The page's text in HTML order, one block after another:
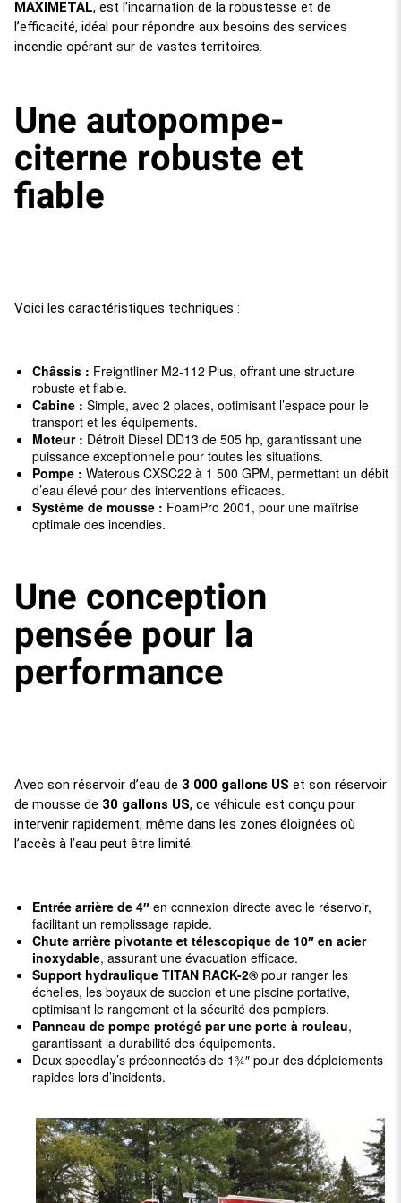
MAXIMETAL, est l’incarnation de la robustesse et de
l’efficacité, idéal pour répondre aux besoins des services
incendie opérant sur de vastes territoires.
Une autopompe-
citerne robuste et
fiable
Voici les caractéristiques techniques :
Châssis : Freightliner M2-112 Plus, offrant une structure
robuste et fiable.
Cabine : Simple, avec 2 places, optimisant l’espace pour le
transport et les équipements.
Moteur : Détroit Diesel DD13 de 505 hp, garantissant une
puissance exceptionnelle pour toutes les situations.
Pompe : Waterous CXSC22 à 1 500 GPM, permettant un débit
d’eau élevé pour des interventions efficaces.
Système de mousse : FoamPro 2001, pour une maîtrise
optimale des incendies.
Une conception
pensée pour la
performance
Avec son réservoir d’eau de 3 000 gallons US et son réservoir
de mousse de 30 gallons US, ce véhicule est conçu pour
intervenir rapidement, même dans les zones éloignées où
l’accès à l’eau peut être limité.
Entrée arrière de 4″en connexion directe avec le réservoir,
facilitant un remplissage rapide.
Chute arrière pivotante et télescopique de 10″ en acier
inoxydable, assurant une évacuation efficace.
Support hydraulique TITAN RACK-2®pour ranger les
échelles, les boyaux de succion et une piscine portative,
optimisant le rangement et la sécurité des pompiers.
Panneau de pompe protégé par une porte à rouleau,
garantissant la durabilité des équipements.
Deux speedlay’s préconnectés de 1¾″ pour des déploiements
rapides lors d’incidents.